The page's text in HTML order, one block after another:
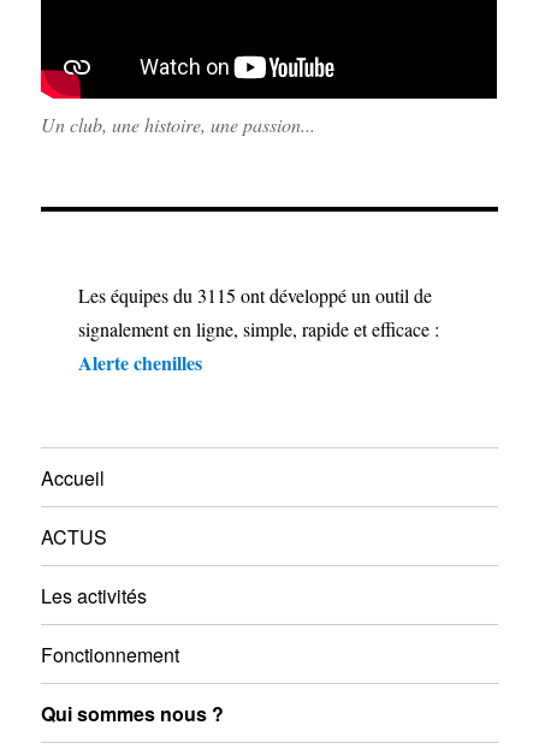
Un club, une histoire, une passion...
Les équipes du 3115 ont développé un outil de
signalement en ligne, simple, rapide et efficace :
Alerte chenilles
Accueil
ACTUS
Les activités
Fonctionnement
Qui sommes nous ?